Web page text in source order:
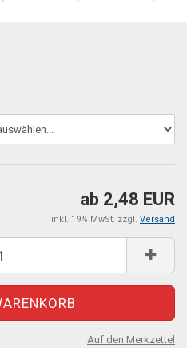
ab 2,48 EUR
inkl. 19% MwSt. zzgl. Versand
Auf den Merkzettel